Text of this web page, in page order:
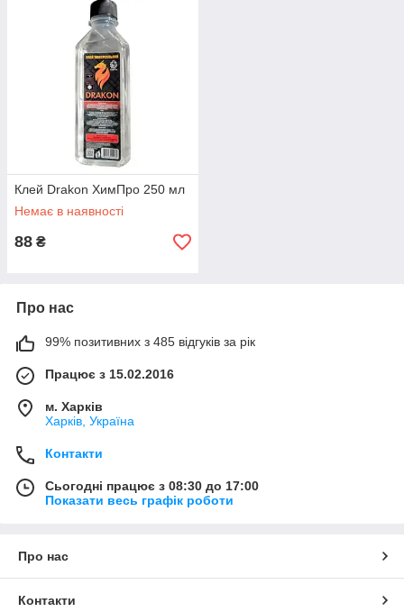
Клей Drakon ХимПро 250 мл
Немає в наявності
88 ₴
Про нас
99% позитивних з 485 відгуків за рік
Працює з 15.02.2016
м. Харків
Харків, Україна
Контакти
Сьогодні працює з 08:30 до 17:00
Показати весь графік роботи
Про нас
Контакти